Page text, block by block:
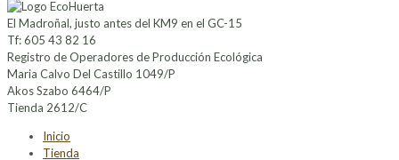
El Madroñal, justo antes del KM9 en el GC-15
Tf: 605 43 82 16
Registro de Operadores de Producción Ecológica
Maria Calvo Del Castillo 1049/P
Akos Szabo 6464/P
Tienda 2612/C
Inicio
Tienda